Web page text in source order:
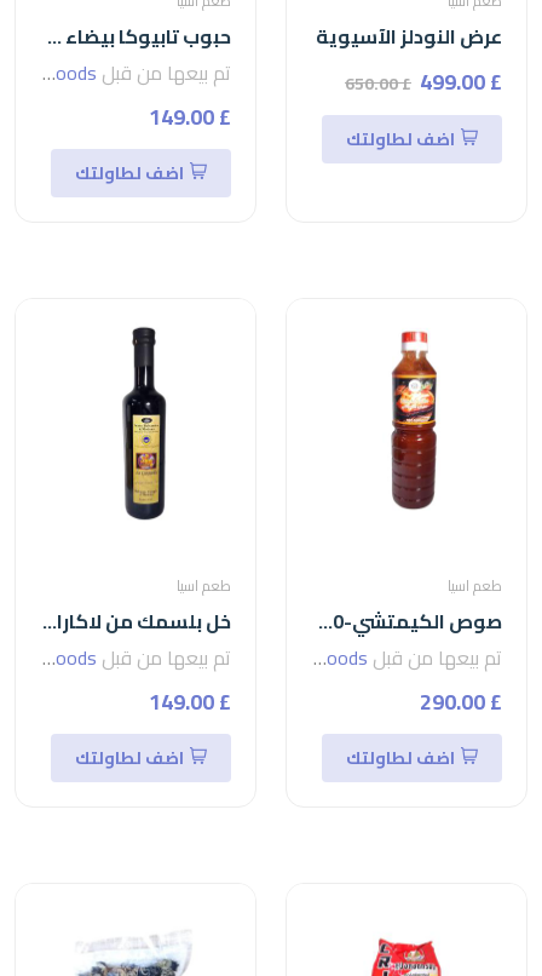
عرض النودلز الآسيوية
£ 499.00
£ 650.00
اضف لطاولتك
حبوب تابيوكا بيضاء كبيرة من جيد ليف-400جمhubub
تم بيعها من قبل seven foods
£ 149.00
اضف لطاولتك
طعم اسيا
صوص الكيمتشي-500ملkimchi
تم بيعها من قبل seven foods
£ 290.00
اضف لطاولتك
طعم اسيا
خل بلسمك من لاكارافيلا-500ملbalsamico
تم بيعها من قبل seven foods
£ 149.00
اضف لطاولتك